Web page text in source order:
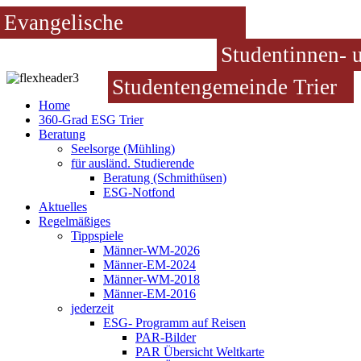
Evangelische
Studentinnen-
Studentengemeinde Trier
Home
360-Grad ESG Trier
Beratung
Seelsorge (Mühling)
für ausländ. Studierende
Beratung (Schmithüsen)
ESG-Notfond
Aktuelles
Regelmäßiges
Tippspiele
Männer-WM-2026
Männer-EM-2024
Männer-WM-2018
Männer-EM-2016
jederzeit
ESG- Programm auf Reisen
PAR-Bilder
PAR Übersicht Weltkarte